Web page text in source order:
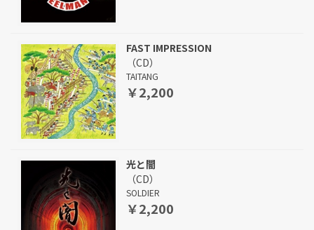
FAST IMPRESSION
（CD）
TAITANG
￥2,200
光と闇
（CD）
SOLDIER
￥2,200